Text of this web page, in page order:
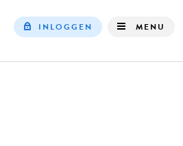
INLOGGEN MENU